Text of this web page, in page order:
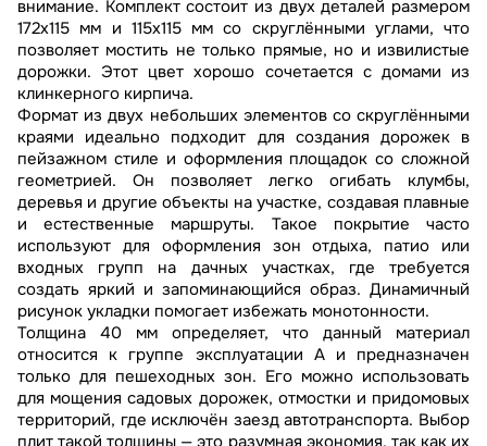
внимание. Комплект состоит из двух деталей размером
172х115 мм и 115х115 мм со скруглёнными углами, что
позволяет мостить не только прямые, но и извилистые
дорожки. Этот цвет хорошо сочетается с домами из
клинкерного кирпича.
Формат из двух небольших элементов со скруглёнными
краями идеально подходит для создания дорожек в
пейзажном стиле и оформления площадок со сложной
геометрией. Он позволяет легко огибать клумбы,
деревья и другие объекты на участке, создавая плавные
и естественные маршруты. Такое покрытие часто
используют для оформления зон отдыха, патио или
входных групп на дачных участках, где требуется
создать яркий и запоминающийся образ. Динамичный
рисунок укладки помогает избежать монотонности.
Толщина 40 мм определяет, что данный материал
относится к группе эксплуатации А и предназначен
только для пешеходных зон. Его можно использовать
для мощения садовых дорожек, отмостки и придомовых
территорий, где исключён заезд автотранспорта. Выбор